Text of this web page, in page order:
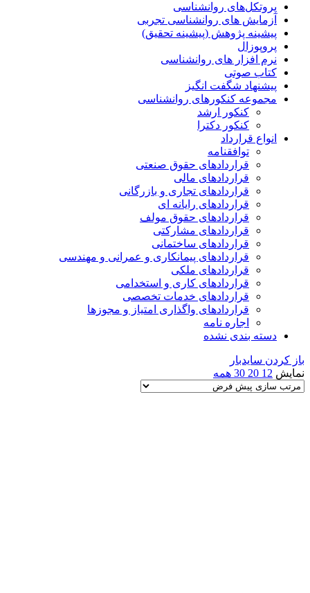
پروتکل‌های روانشناسی
آزمایش های روانشناسی تجربی
پیشینه پژوهش (پیشینه تحقیق)
پروپوزال
نرم افزار های روانشناسی
کتاب صوتی
پیشنهاد شگفت انگیز
مجموعه کنکورهای روانشناسی
کنکور ارشد
کنکور دکترا
انواع قرارداد
توافقنامه
قراردادهای حقوق صنعتی
قراردادهای مالی
قراردادهای تجاری و بازرگانی
قراردادهای رایانه ای
قراردادهای حقوق مولف
قراردادهای مشارکتی
قراردادهای ساختمانی
قراردادهای پیمانکاری و عمرانی و مهندسی
قراردادهای ملکی
قراردادهای کاری و استخدامی
قراردادهای خدمات تخصصی
قراردادهای واگذاری امتیاز و مجوزها
اجاره نامه
دسته بندی نشده
باز کردن سایدبار
نمایش 12
20
30 همه